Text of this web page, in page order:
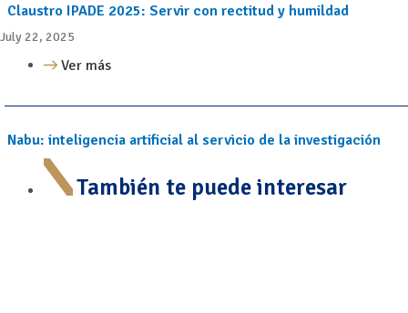
Claustro IPADE 2025: Servir con rectitud y humildad
July 22, 2025
Ver más
Nabu: inteligencia artificial al servicio de la investigación
También te puede interesar